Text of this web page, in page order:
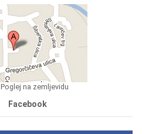
Poglej na zemljevidu
Facebook